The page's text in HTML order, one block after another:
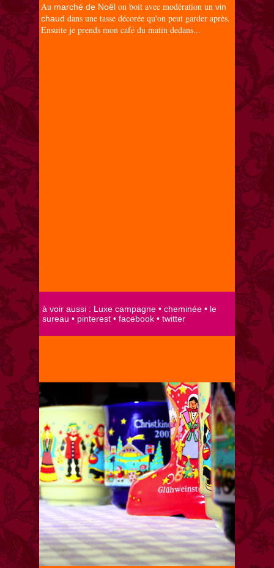
Au marché de Noël on boit avec modération unvin
chaud dans une tasse décorée qu'on peut garder après.
Ensuite je prends mon café du matin dedans...